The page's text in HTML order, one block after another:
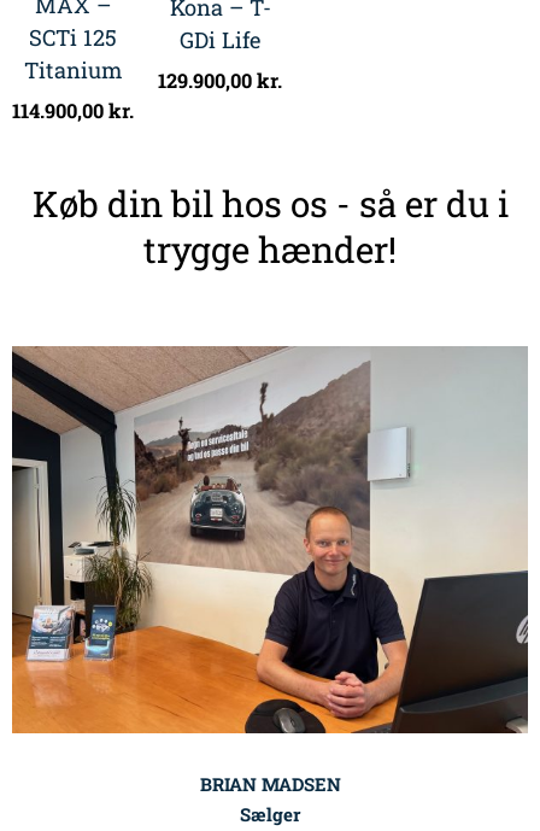
SCTi 125
Titanium
114.900,00kr.
Kona – T-
GDi Life
129.900,00kr.
Køb din bil hos os - så er du i
trygge hænder!
BRIAN MADSEN
Sælger